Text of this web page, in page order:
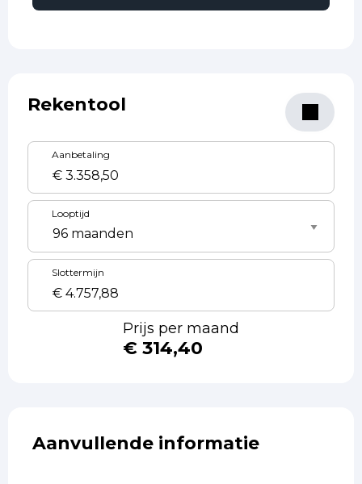
Rekentool
Aanbetaling
Looptijd
Slottermijn
Prijs per maand
€ 314,40
Aanvullende informatie